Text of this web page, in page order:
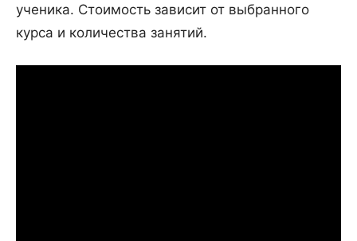
ученика. Стоимость зависит от выбранного
курса и количества занятий.